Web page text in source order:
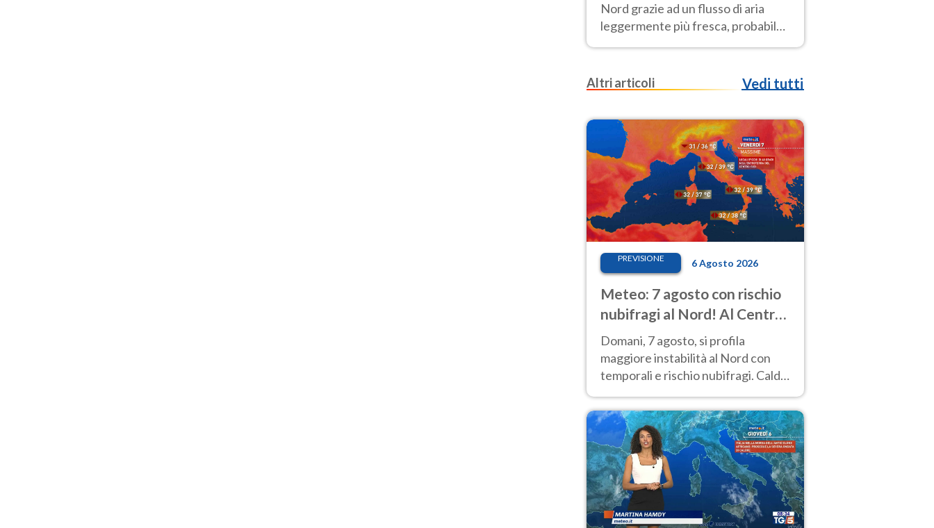
Nord grazie ad un flusso di aria
leggermente più fresca, probabile
nuovo rinforzo dell’anticiclone
Altri articoli
Vedi tutti
PREVISIONE 6 Agosto 2026
Meteo: 7 agosto con rischio
nubifragi al Nord! Al Centro-
Sud caldo estremo
Domani, 7 agosto, si profila
maggiore instabilità al Nord con
temporali e rischio nubifragi. Caldo
previsioni.